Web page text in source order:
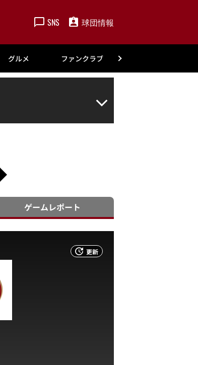
SNS 球団情報
グルメ ファンクラブ
ゲームレポート
更新